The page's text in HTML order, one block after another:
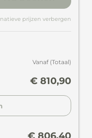
prijzen verbergen
Vanaf(Totaal)
€ 810,90
€ 806,40